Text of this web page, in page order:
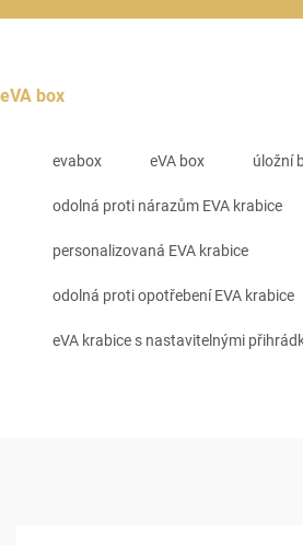
eVA box
evabox eVA box úložní
odolná proti nárazům EVA krabice
personalizovaná EVA krabice
odolná proti opotřebení EVA krabice
eVA krabice s nastavitelnými